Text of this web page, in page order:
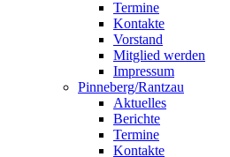
Termine
Kontakte
Vorstand
Mitglied werden
Impressum
Pinneberg/Rantzau
Aktuelles
Berichte
Termine
Kontakte